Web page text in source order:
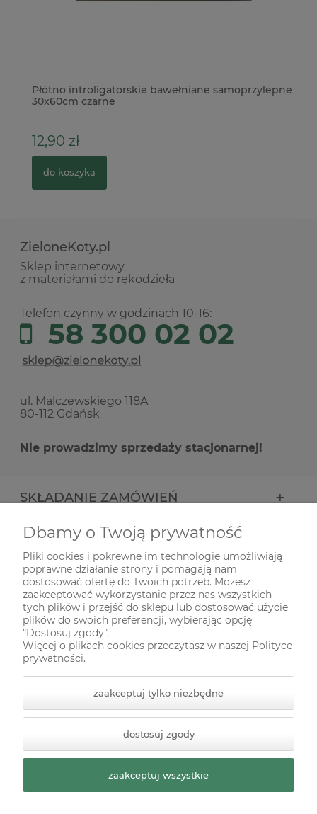
Płótno introligatorskie bawełniane samoprzylepne
30x60cm czarne
12,90 zł
do koszyka
ZieloneKoty.pl
Sklep internetowy
z materiałami do rękodzieła
Telefon czynny w godzinach 10-16:
58 300 02 02
ul. Malczewskiego 118A
80-112 Gdańsk
Nie prowadzimy sprzedaży stacjonarnej!
SKŁADANIE ZAMÓWIEŃ
INFORMACJE
ODWIEDŹ NAS NA
Styl graficzny ShopGadget.pl
Sklep internetowy Shoper
Premium
Dbamy o Twoją prywatność
Pliki cookies i pokrewne im technologie umożliwiają
poprawne działanie strony i pomagają nam
dostosować ofertę do Twoich potrzeb. Możesz
zaakceptować wykorzystanie przez nas wszystkich
tych plików i przejść do sklepu lub dostosować użycie
plików do swoich preferencji, wybierając opcję
"Dostosuj zgody".
Więcej o plikach cookies przeczytasz w naszej Polityce
prywatności.
zaakceptuj tylko niezbędne
dostosuj zgody
zaakceptuj wszystkie